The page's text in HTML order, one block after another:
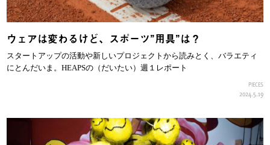
ウェアは変わるけど、スポーツ”用具”は？
スタートアップの活動や新しいプロジェクトから読みとく、バラエティ
にとんだいま。HEAPSの（だいたい）週１レポート
PIECES
2024.5.19